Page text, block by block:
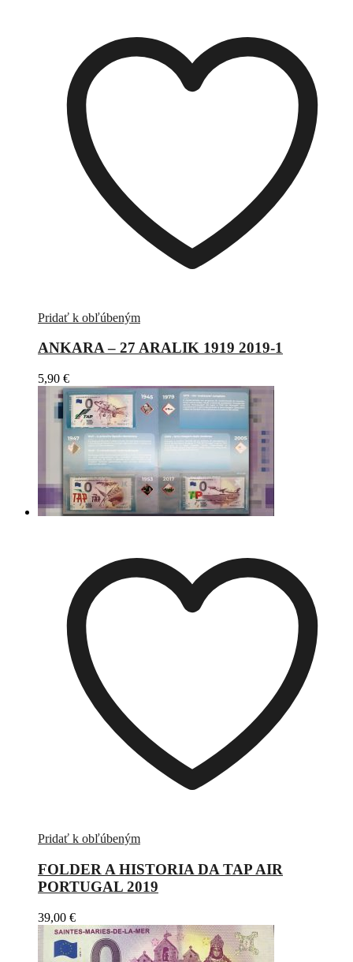
Pridať k obľúbeným
ANKARA – 27 ARALIK 1919 2019-1
5,90 €
Pridať k obľúbeným
FOLDER A HISTORIA DA TAP AIR
PORTUGAL 2019
39,00 €